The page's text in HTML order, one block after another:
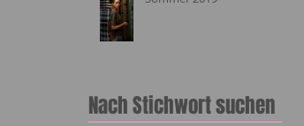
Nach Stichwort suchen